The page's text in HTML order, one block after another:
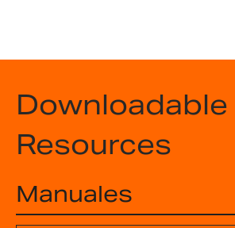
Downloadable
Resources
Manuales